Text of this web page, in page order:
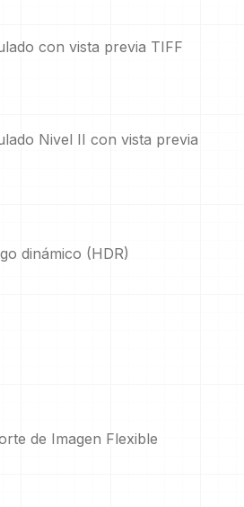
con vista previa TIFF
Nivel II con vista previa
dinámico (HDR)
de Imagen Flexible